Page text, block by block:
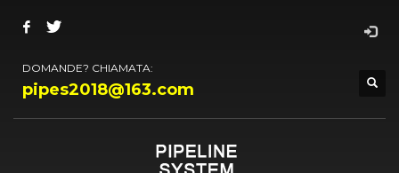
DOMANDE? CHIAMATA:
pipes2018@163.com